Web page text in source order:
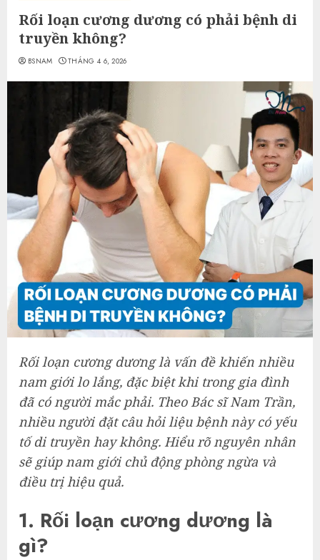
Rối loạn cương dương có phải bệnh di
truyền không?
BSNAM THÁNG 4 6, 2026
Rối loạn cương dương là vấn đề khiến nhiều
nam giới lo lắng, đặc biệt khi trong gia đình
đã có người mắc phải. Theo Bác sĩ Nam Trần,
nhiều người đặt câu hỏi liệu bệnh này có yếu
tố di truyền hay không. Hiểu rõ nguyên nhân
sẽ giúp nam giới chủ động phòng ngừa và
điều trị hiệu quả.
1. Rối loạn cương dương là
gì?